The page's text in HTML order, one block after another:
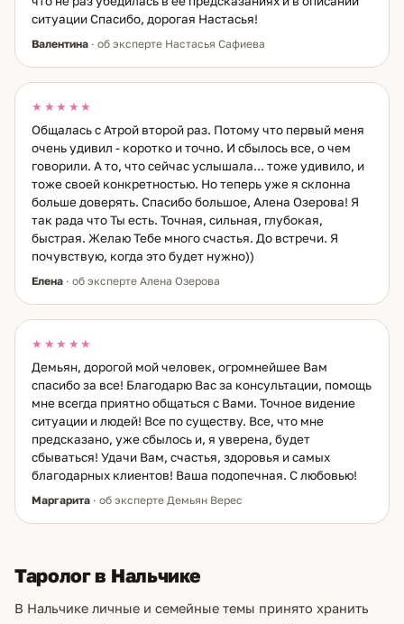
ситуации Спасибо, дорогая Настасья!
Валентина · об эксперте Настасья Сафиева
★★★★★
Общалась с Атрой второй раз. Потому что первый меня
очень удивил - коротко и точно. И сбылось все, о чем
говорили. А то, что сейчас услышала... тоже удивило, и
тоже своей конкретностью. Но теперь уже я склонна
больше доверять. Спасибо большое, Алена Озерова! Я
так рада что Ты есть. Точная, сильная, глубокая,
быстрая. Желаю Тебе много счастья. До встречи. Я
почувствую, когда это будет нужно))
Елена · об эксперте Алена Озерова
★★★★★
Демьян, дорогой мой человек, огромнейшее Вам
спасибо за все! Благодарю Вас за консультации, помощь
мне всегда приятно общаться с Вами. Точное видение
ситуации и людей! Все по существу. Все, что мне
предсказано, уже сбылось и, я уверена, будет
сбываться! Удачи Вам, счастья, здоровья и самых
благодарных клиентов! Ваша подопечная. С любовью!
Маргарита · об эксперте Демьян Верес
Таролог в Нальчике
В Нальчике личные и семейные темы принято хранить